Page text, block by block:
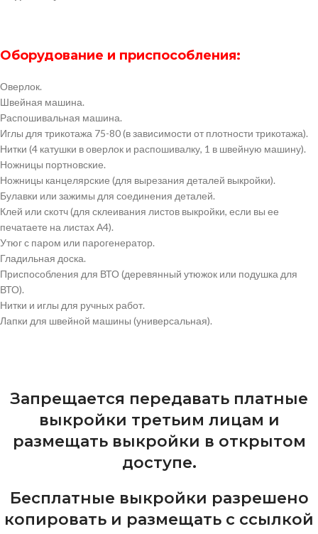
Оборудование и приспособления:
Оверлок.
Швейная машина.
Распошивальная машина.
Иглы для трикотажа 75-80 (в зависимости от плотности трикотажа).
Нитки (4 катушки в оверлок и распошивалку, 1 в швейную машину).
Ножницы портновские.
Ножницы канцелярские (для вырезания деталей выкройки).
Булавки или зажимы для соединения деталей.
Клей или скотч (для склеивания листов выкройки, если вы ее
печатаете на листах А4).
Утюг с паром или парогенератор.
Гладильная доска.
Приспособления для ВТО (деревянный утюжок или подушка для
ВТО).
Нитки и иглы для ручных работ.
Лапки для швейной машины (универсальная).
Запрещается передавать платные
выкройки третьим лицам и
размещать выкройки в открытом
доступе.
Бесплатные выкройки разрешено
копировать и размещать с ссылкой